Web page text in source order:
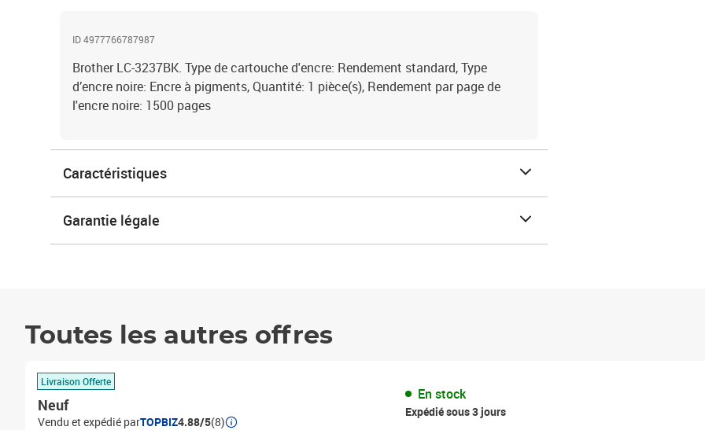
ID 4977766787987
Brother LC-3237BK. Type de cartouche d'encre: Rendement standard, Type
d’encre noire: Encre à pigments, Quantité: 1 pièce(s), Rendement par page de
l'encre noire: 1500 pages
Caractéristiques
Garantie légale
Toutes les autres offres
Livraison Offerte
Neuf
Vendu et expédié parTOPBIZ4.88/5(8)
En stock
Expédié sous 3 jours